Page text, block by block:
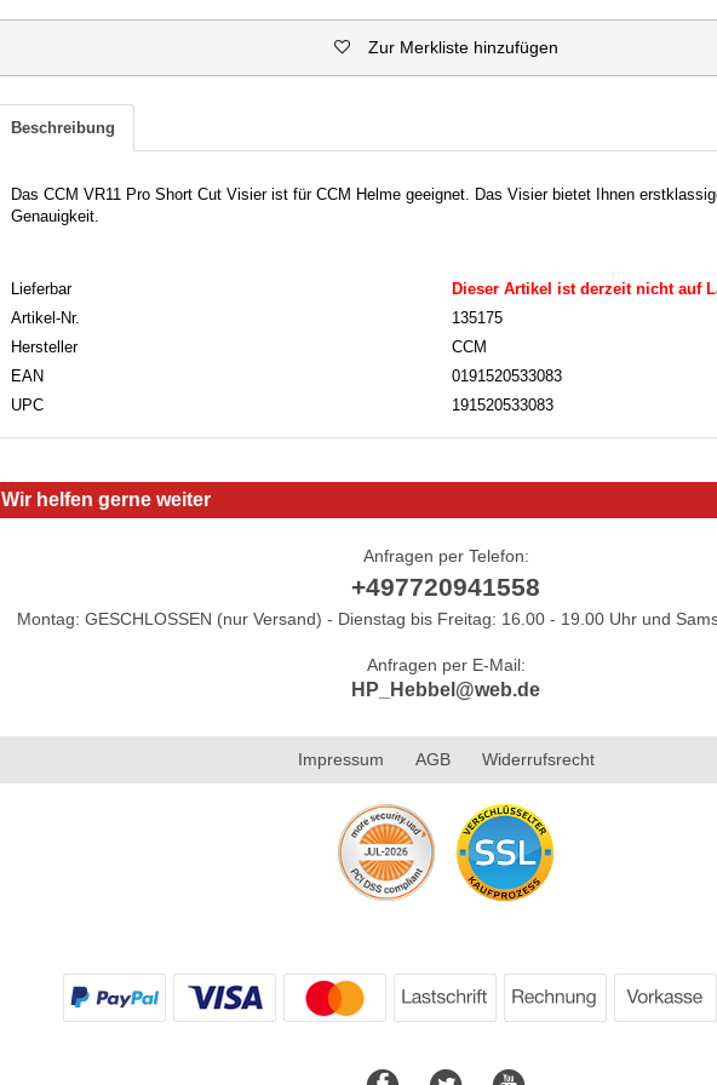
Zur Merkliste hinzufügen
Beschreibung
Das CCM VR11 Pro Short Cut Visier ist für CCM Helme geeignet. Das Visier bietet Ihnen
Genauigkeit.
Lieferbar
Dieser Artikel ist derzeit nicht auf
Artikel-Nr.
135175
Hersteller
CCM
EAN
0191520533083
UPC
191520533083
Wir helfen gerne weiter
Anfragen per Telefon:
+497720941558
Montag: GESCHLOSSEN (nur Versand) - Dienstag bis Freitag: 16.00 - 19.00 Uhr und
Anfragen per E-Mail:
HP_Hebbel@web.de
Impressum AGB Widerrufsrecht